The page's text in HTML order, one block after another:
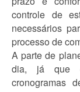
controle de
necessários
processo de
A parte de
dia, já que
cronogramas